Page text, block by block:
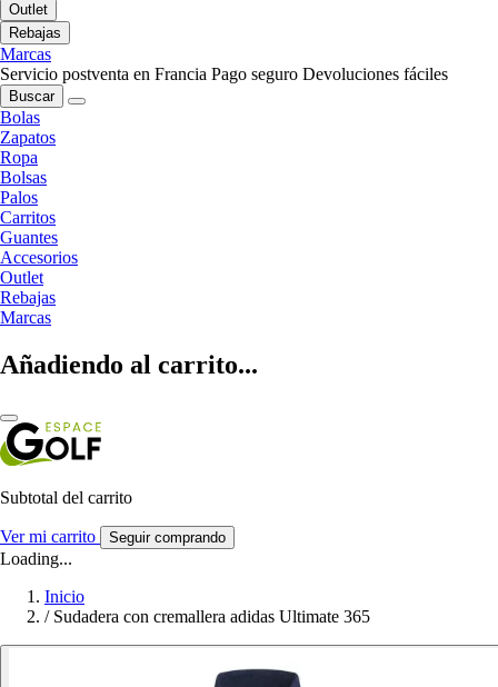
Outlet
Rebajas
Marcas
Servicio postventa en Francia Pago seguro Devoluciones fáciles
Buscar
Bolas
Zapatos
Ropa
Bolsas
Palos
Carritos
Guantes
Accesorios
Outlet
Rebajas
Marcas
Añadiendo al carrito...
Subtotal del carrito
Ver mi carrito Seguir comprando
Loading...
Inicio
/ Sudadera con cremallera adidas Ultimate 365